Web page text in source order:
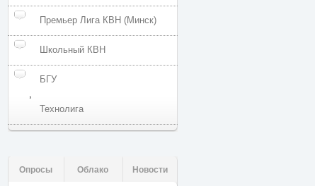
Премьер Лига КВН (Минск)
Школьный КВН
БГУ
,
Технолига
Опросы Облако Новости